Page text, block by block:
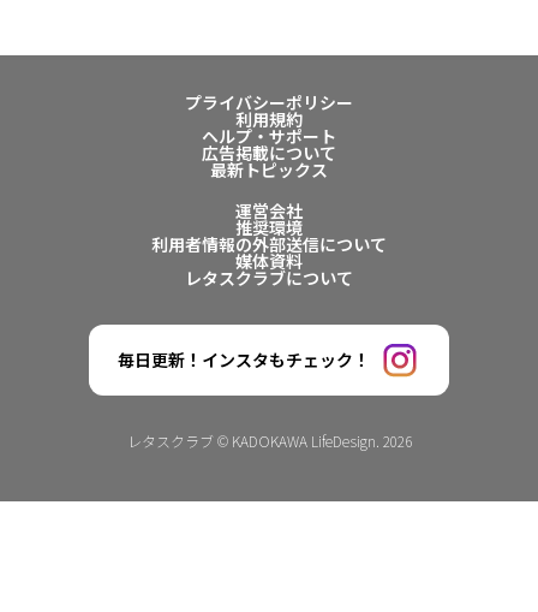
プライバシーポリシー
利用規約
ヘルプ・サポート
広告掲載について
最新トピックス
運営会社
推奨環境
利用者情報の外部送信について
媒体資料
レタスクラブについて
毎日更新！インスタもチェック！
レタスクラブ © KADOKAWA LifeDesign. 2026